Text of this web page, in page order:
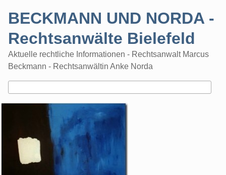
BECKMANN UND NORDA -
Rechtsanwälte Bielefeld
Aktuelle rechtliche Informationen - Rechtsanwalt Marcus
Beckmann - Rechtsanwältin Anke Norda